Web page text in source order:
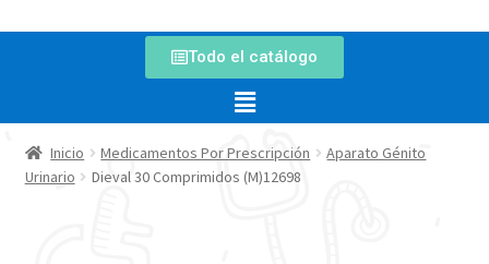
Todo el catálogo
Inicio Medicamentos Por Prescripción
Aparato Génito
Urinario
Dieval 30 Comprimidos (M)12698